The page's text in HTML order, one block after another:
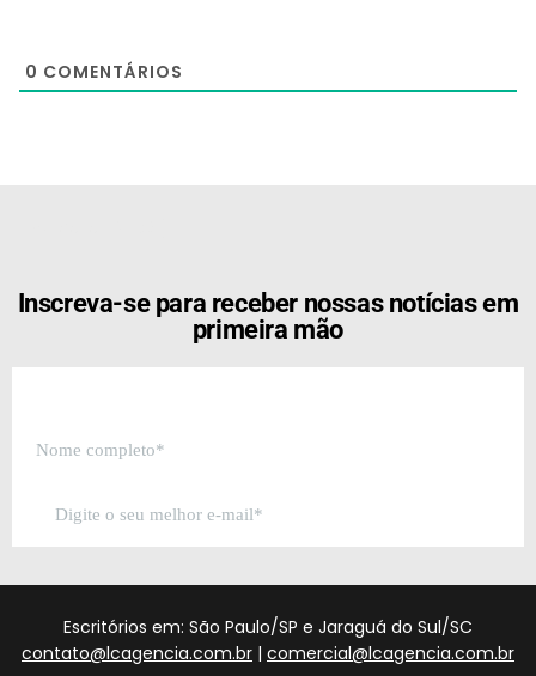
0 COMENTÁRIOS
Inscreva-se para receber nossas notícias em
primeira mão
Escritórios em: São Paulo/SP e Jaraguá do Sul/SC
contato@lcagencia.com.br | comercial@lcagencia.com.br